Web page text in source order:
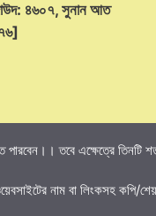
৪৬০৭, সুনান আত
তবে এক্ষেত্রে তিনটি
নাম বা লিংকসহ কপি/